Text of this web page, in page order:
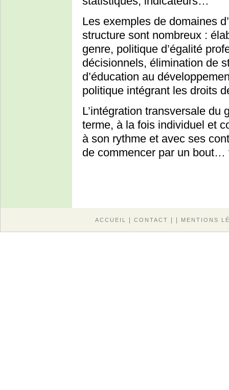
Les exemples de domaines
structure sont nombreux :
genre, politique d’égalité
décisionnels, élimination de
d’éducation au
politique intégrant les droits
L’intégration transversale
terme, à la fois individuel et
à son rythme et avec ses
de commencer par un
ACCUEIL CONTACT MENTIONS